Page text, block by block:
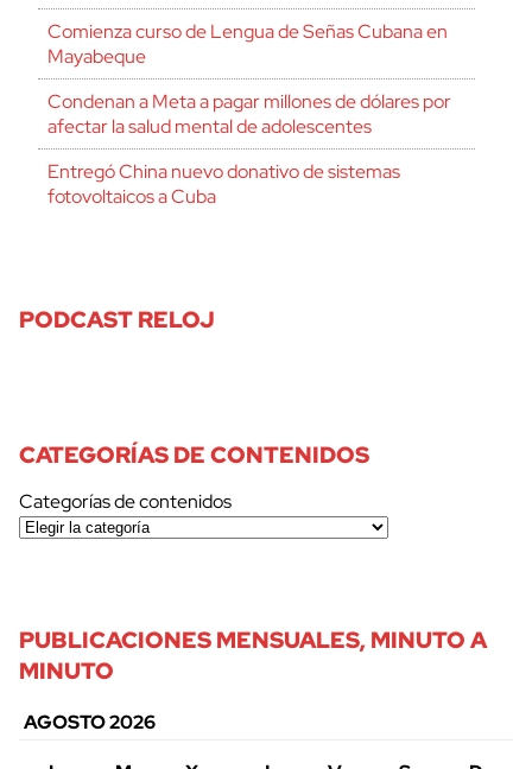
Comienza curso de Lengua de Señas Cubana en
Mayabeque
Condenan a Meta a pagar millones de dólares por
afectar la salud mental de adolescentes
Entregó China nuevo donativo de sistemas
fotovoltaicos a Cuba
PODCAST RELOJ
CATEGORÍAS DE CONTENIDOS
Categorías de contenidos
PUBLICACIONES MENSUALES, MINUTO A
MINUTO
AGOSTO 2026